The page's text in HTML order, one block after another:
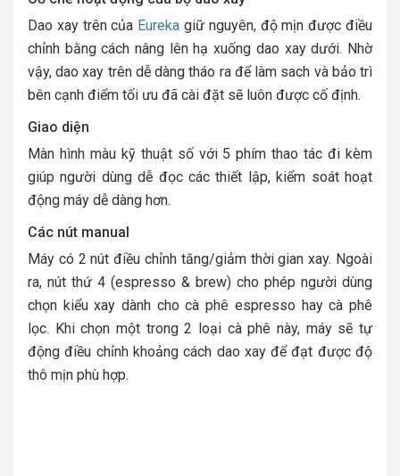
Dao xay trên của Eureka giữ nguyên, độ mịn được điều
chỉnh bằng cách nâng lên hạ xuống dao xay dưới. Nhờ
vậy, dao xay trên dễ dàng tháo ra để làm sach và bảo trì
bên cạnh điểm tối ưu đã cài đặt sẽ luôn được cố định.
Giao diện
Màn hình màu kỹ thuật số với 5 phím thao tác đi kèm
giúp người dùng dễ đọc các thiết lập, kiểm soát hoạt
động máy dễ dàng hơn.
Các nút manual
Máy có 2 nút điều chỉnh tăng/giảm thời gian xay. Ngoài
ra, nút thứ 4 (espresso & brew) cho phép người dùng
chọn kiểu xay dành cho cà phê espresso hay cà phê
lọc. Khi chọn một trong 2 loại cà phê này, máy sẽ tự
động điều chỉnh khoảng cách dao xay để đạt được độ
thô mịn phù hợp.